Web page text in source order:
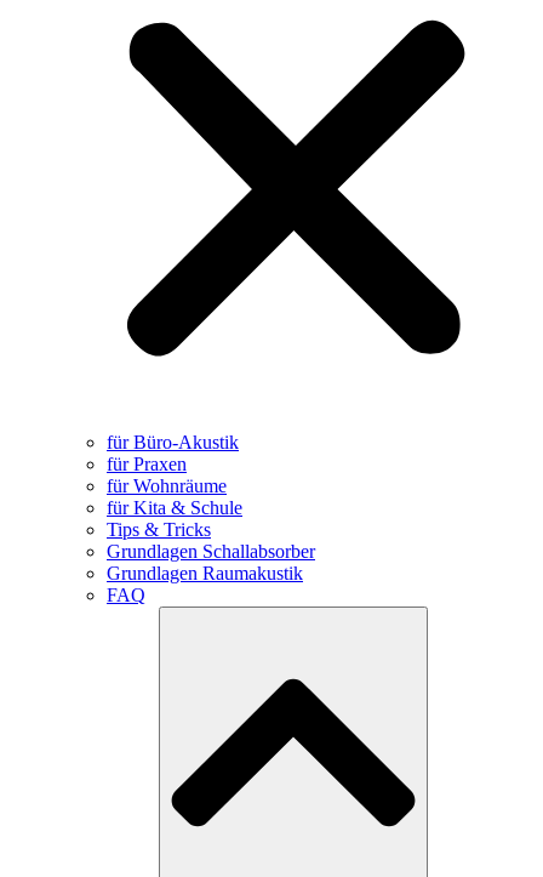
für Büro-Akustik
für Praxen
für Wohnräume
für Kita & Schule
Tips & Tricks
Grundlagen Schallabsorber
Grundlagen Raumakustik
FAQ